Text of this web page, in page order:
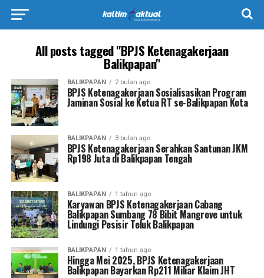
All posts tagged "BPJS Ketenagakerjaan
Balikpapan"
BALIKPAPAN 2 bulan ago
BPJS Ketenagakerjaan Sosialisasikan Program
Jaminan Sosial ke Ketua RT se-Balikpapan Kota
BALIKPAPAN 3 bulan ago
BPJS Ketenagakerjaan Serahkan Santunan JKM
Rp198 Juta di Balikpapan Tengah
BALIKPAPAN 1 tahun ago
Karyawan BPJS Ketenagakerjaan Cabang
Balikpapan Sumbang 78 Bibit Mangrove untuk
Lindungi Pesisir Teluk Balikpapan
BALIKPAPAN 1 tahun ago
Hingga Mei 2025, BPJS Ketenagakerjaan
Balikpapan Bayarkan Rp211 Miliar Klaim JHT